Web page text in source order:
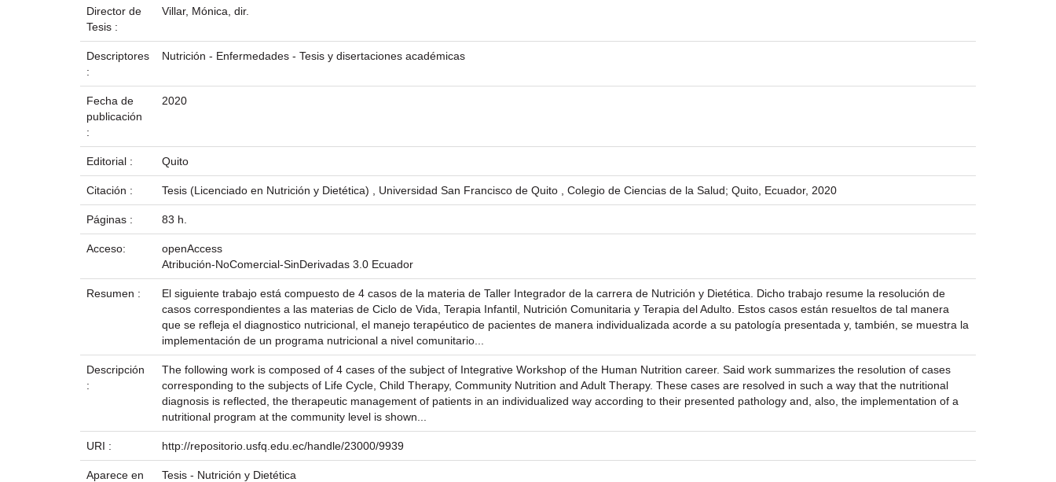
Director de
Tesis :
Villar, Mónica, dir.
Descriptores
:
Nutrición - Enfermedades - Tesis y disertaciones académicas
Fecha de
publicación
:
2020
Editorial : Quito
Citación : Tesis (Licenciado en Nutrición y Dietética) , Universidad San Francisco de Quito , Colegio de Ciencias de la Salud; Quito, Ecuador, 2020
Páginas : 83 h.
Acceso:
openAccess
Atribución-NoComercial-SinDerivadas 3.0 Ecuador
Resumen :
El siguiente trabajo está compuesto de 4 casos de la materia de Taller Integrador de la carrera de Nutrición y Dietética. Dicho trabajo resume la resolución de
casos correspondientes a las materias de Ciclo de Vida, Terapia Infantil, Nutrición Comunitaria y Terapia del Adulto. Estos casos están resueltos de tal manera
que se refleja el diagnostico nutricional, el manejo terapéutico de pacientes de manera individualizada acorde a su patología presentada y, también, se muestra la
implementación de un programa nutricional a nivel comunitario...
Descripción
:
The following work is composed of 4 cases of the subject of Integrative Workshop of the Human Nutrition career. Said work summarizes the resolution of cases
corresponding to the subjects of Life Cycle, Child Therapy, Community Nutrition and Adult Therapy. These cases are resolved in such a way that the nutritional
diagnosis is reflected, the therapeutic management of patients in an individualized way according to their presented pathology and, also, the implementation of a
nutritional program at the community level is shown...
URI : http://repositorio.usfq.edu.ec/handle/23000/9939
Aparece en
Tesis - Nutrición y Dietética